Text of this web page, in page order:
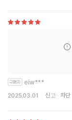
eiw***
2025.03.01 신고 차단